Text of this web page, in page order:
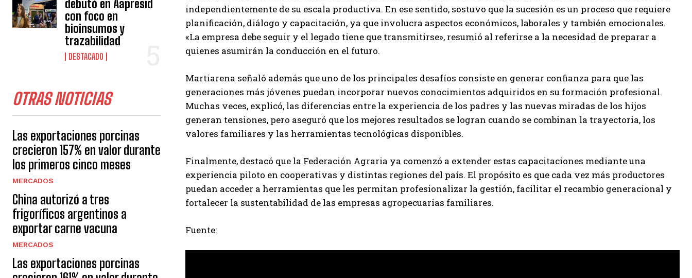
debutó en Aapresid
con foco en
bioinsumos y
trazabilidad
DESTACADO
OTRAS NOTICIAS
Las exportaciones porcinas
crecieron 157% en valor durante
los primeros cinco meses
MERCADOS
China autorizó a tres
frigoríficos argentinos a
exportar carne vacuna
MERCADOS
Las exportaciones porcinas
independientemente de su escala productiva. En ese sentido, sostuvo que la sucesión es un proceso que requiere
planificación, diálogo y capacitación, ya que involucra aspectos económicos, laborales y también emocionales.
«La empresa debe seguir y el legado tiene que transmitirse», resumió al referirse a la necesidad de preparar a
quienes asumirán la conducción en el futuro.
Martiarena señaló además que uno de los principales desafíos consiste en generar confianza para que las
generaciones más jóvenes puedan incorporar nuevos conocimientos adquiridos en su formación profesional.
Muchas veces, explicó, las diferencias entre la experiencia de los padres y las nuevas miradas de los hijos
generan tensiones, pero aseguró que los mejores resultados se logran cuando se combinan la trayectoria, los
valores familiares y las herramientas tecnológicas disponibles.
Finalmente, destacó que la Federación Agraria ya comenzó a extender estas capacitaciones mediante una
experiencia piloto en cooperativas y distintas regiones del país. El propósito es que cada vez más productores
puedan acceder a herramientas que les permitan profesionalizar la gestión, facilitar el recambio generacional y
fortalecer la sustentabilidad de las empresas agropecuarias familiares.
Fuente: